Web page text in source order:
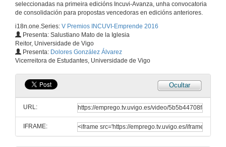
seleccionadas na primeira edicións Incuvi-Avanza, unha convocatoria
de consolidación para propostas vencedoras en edicións anteriores.
i18n.one.Series: V Premios INCUVI-Emprende 2016
Presenta: Salustiano Mato de la Iglesia
Reitor, Universidade de Vigo
Presenta: Dolores González Álvarez
Vicerreitora de Estudantes, Universidade de Vigo
Ocultar
URL:
IFRAME: